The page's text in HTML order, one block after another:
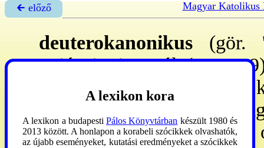
🡰 előző Magyar Katolikus
deuterokanonikus (gör.
Sziénai Sixtustól (1520-
könyveinek,
vonták, szemben a
(→protokanonikus). - A ~
A lexikon kora
A lexikon a budapesti Pálos Könyvtárban készült 1980 és
2013 között. A honlapon a korabeli szócikkek olvashatók,
az újabb eseményeket, kutatási eredményeket a szócikkek